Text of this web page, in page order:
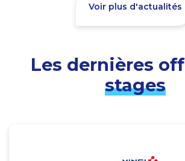
Voir plus d'actualités
Les dernières
stages